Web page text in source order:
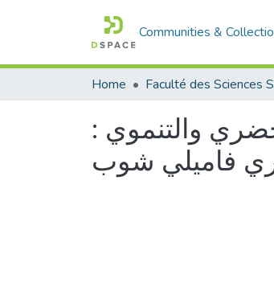
Communities &
Home
والتنموي :